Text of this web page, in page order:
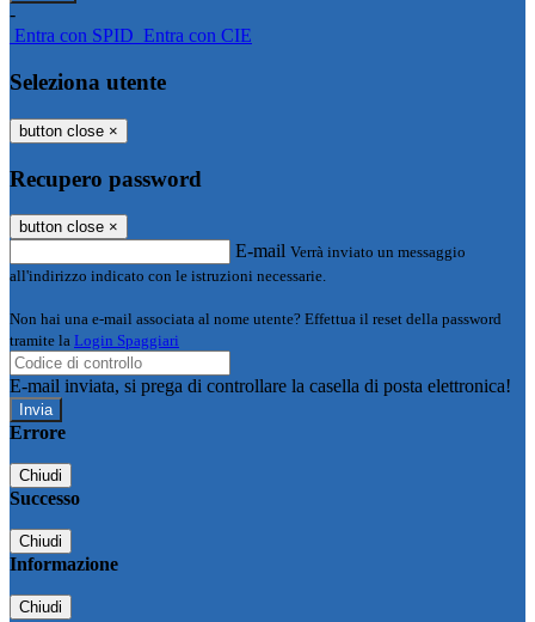
-
Entra con SPID Entra con CIE
Seleziona utente
button close ×
Recupero password
button close ×
E-mail Verrà inviato un messaggio
all'indirizzo indicato con le istruzioni necessarie.
Non hai una e-mail associata al nome utente? Effettua il reset della password
tramite la Login Spaggiari
E-mail inviata, si prega di controllare la casella di posta elettronica!
Errore
Chiudi
Successo
Chiudi
Informazione
Chiudi